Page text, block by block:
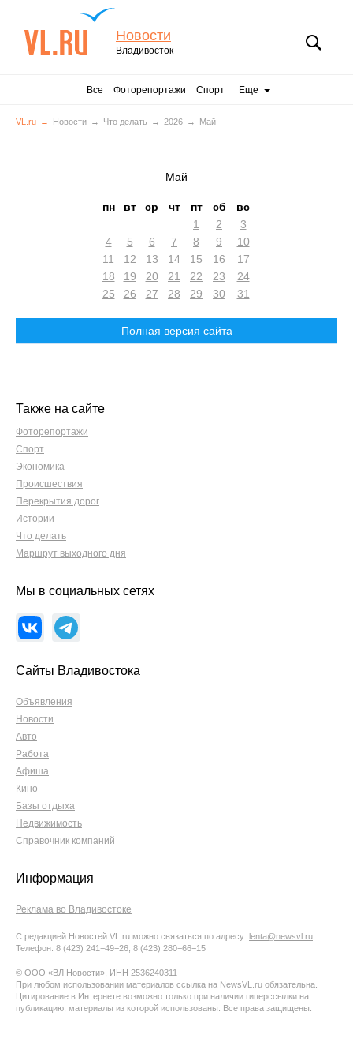
Новости
Владивосток
Все Фоторепортажи Спорт Еще
VL.ru Новости Что делать 2026 Май
Май
пн вт ср чт пт сб
вс
1
2
3
4
5 6 7 8 9
10
11
12 13 14 15 16
17
18
19 20 21 22 23
24
25
26 27 28 29 30 31
Полная версия сайта
Также на сайте
Фоторепортажи
Спорт
Экономика
Происшествия
Перекрытия дорог
Истории
Что делать
Маршрут выходного дня
Мы в социальных сетях
Сайты Владивостока
Объявления
Новости
Авто
Работа
Афиша
Кино
Базы отдыха
Недвижимость
Справочник компаний
Информация
Реклама во Владивостоке
С редакцией Новостей VL.ru можно связаться по адресу: lenta@newsvl.ru
Телефон: 8 (423) 241−49−26, 8 (423) 280−66−15
© ООО «ВЛ Новости», ИНН 2536240311
При любом использовании материалов ссылка на NewsVL.ru обязательна.
Цитирование в Интернете возможно только при наличии гиперссылки на
публикацию, материалы из которой использованы. Все права защищены.